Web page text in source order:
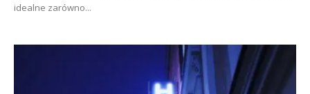
idealne zarówno...